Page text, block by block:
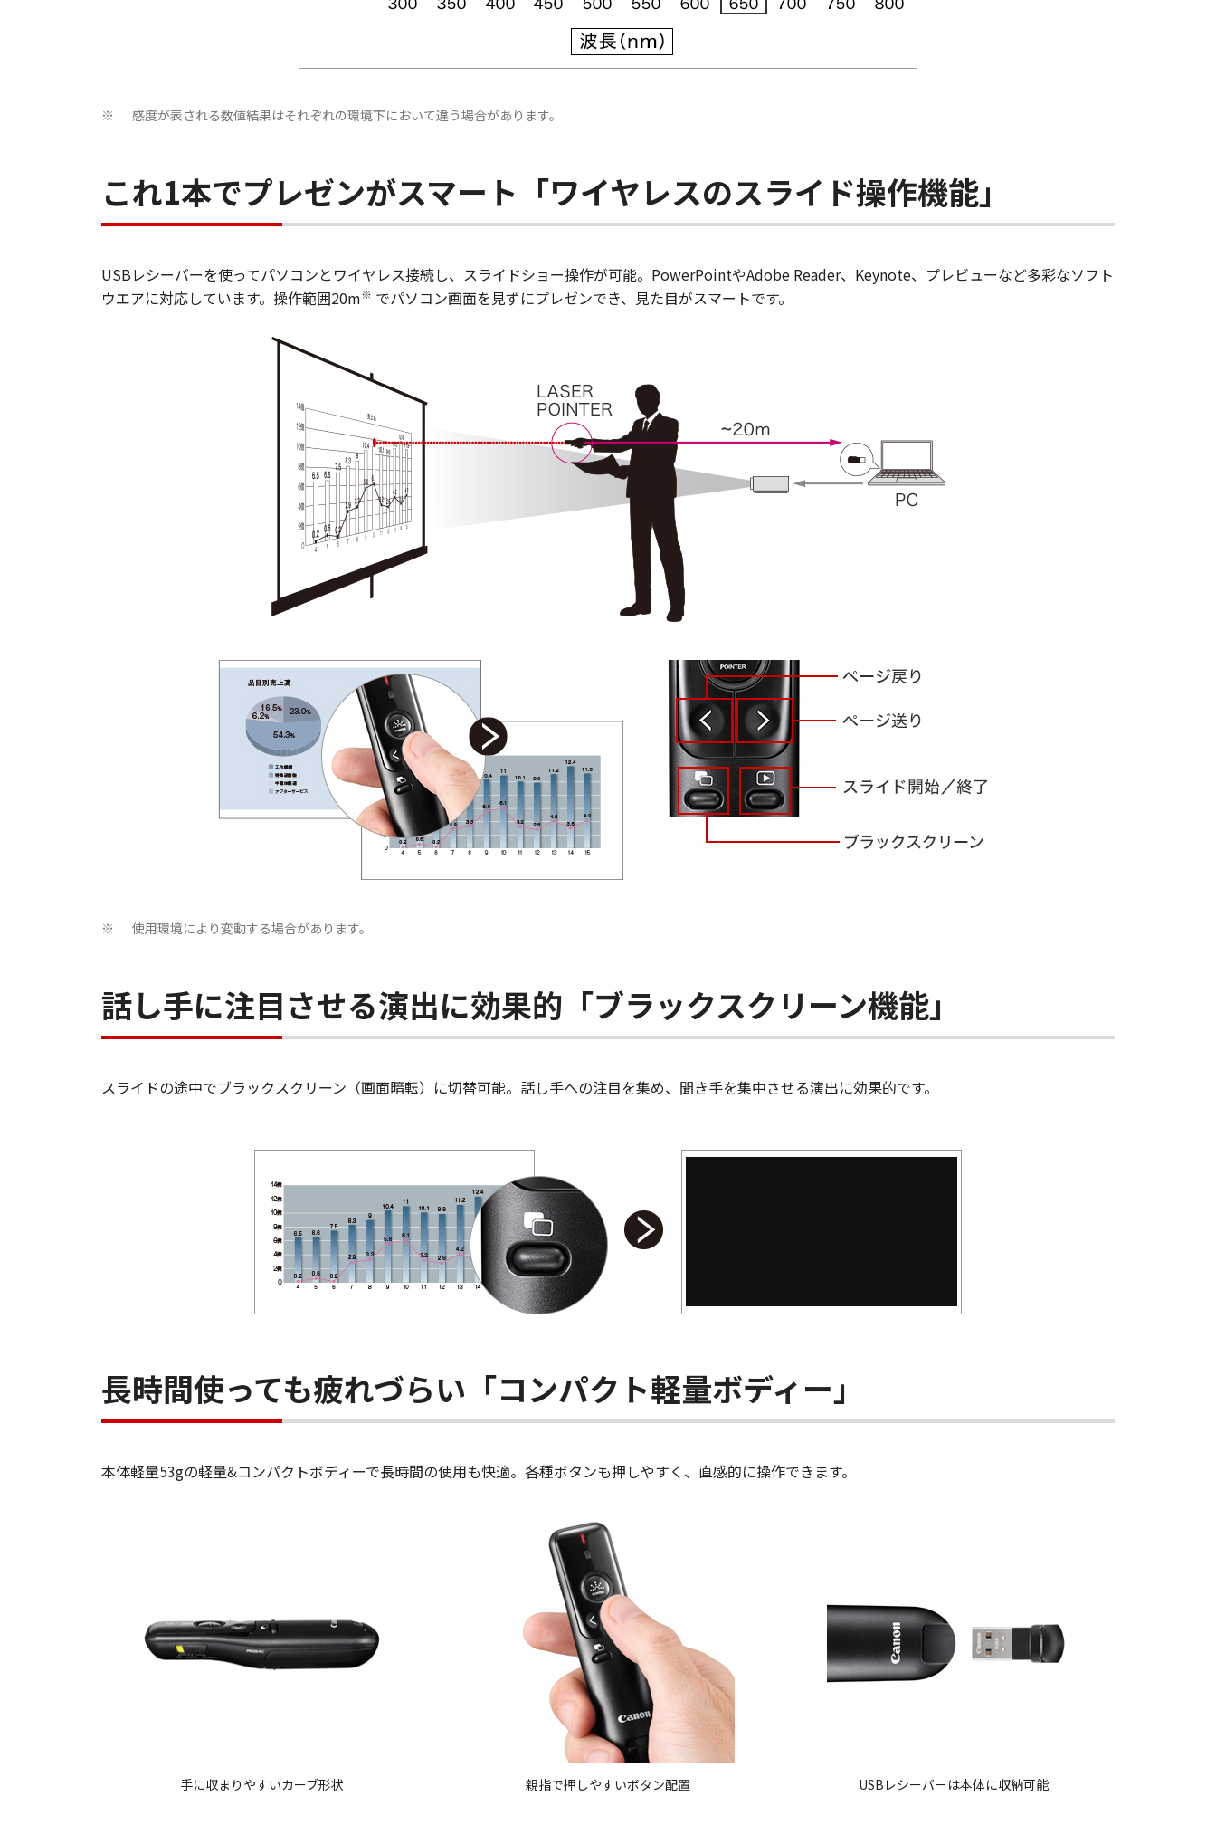
※ 感度が表される数値結果はそれぞれの環境下において違う場合があります。
これ1本でプレゼンがスマート「ワイヤレスのスライド操作機能」
USBレシーバーを使ってパソコンとワイヤレス接続し、スライドショー操作が可能。PowerPointやAdobe Reader、Keynote、プレビューなど多彩なソフト
ウエアに対応しています。操作範囲20m※ でパソコン画面を見ずにプレゼンでき、見た目がスマートです。
※ 使用環境により変動する場合があります。
話し手に注目させる演出に効果的「ブラックスクリーン機能」
スライドの途中でブラックスクリーン（画面暗転）に切替可能。話し手への注目を集め、聞き手を集中させる演出に効果的です。
長時間使っても疲れづらい「コンパクト軽量ボディー」
本体軽量53gの軽量&コンパクトボディーで長時間の使用も快適。各種ボタンも押しやすく、直感的に操作できます。
手に収まりやすいカーブ形状 親指で押しやすいボタン配置 USBレシーバーは本体に収納可能